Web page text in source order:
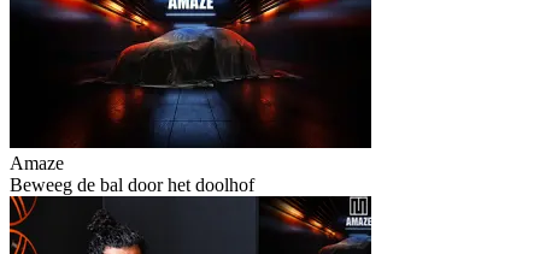
Amaze
Beweeg de bal door het doolhof